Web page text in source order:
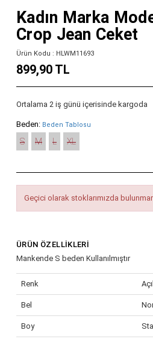
Kadın Marka
Crop Jean Ceket
Ürün Kodu : HLWM11693
899,90 TL
Ortalama 2 iş günü içerisinde kargoda
Beden: Beden Tablosu
S M L XL
Geçici olarak stoklarımızda
ÜRÜN ÖZELLIKLERI
Mankende S beden Kullanılmıştır
Renk
Bel
Boy